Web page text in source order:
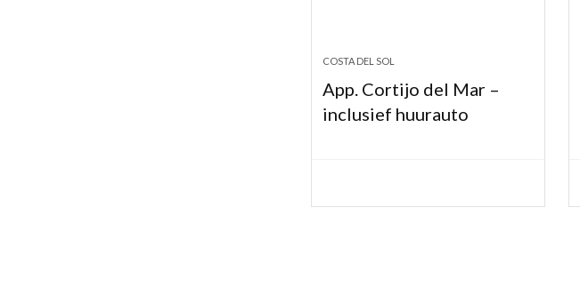
COSTA DEL SOL
App. Cortijo del Mar –
inclusief huurauto